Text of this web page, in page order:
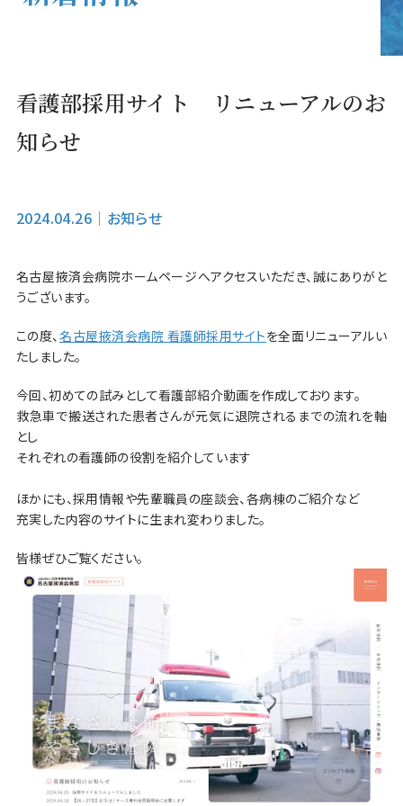
看護部採用サイト リニューアルのお
知らせ
2024.04.26 ｜ お知らせ
名古屋掖済会病院ホームページへアクセスいただき、誠にありがと
うございます。
この度、名古屋掖済会病院 看護師採用サイトを全面リニューアルい
たしました。
今回、初めての試みとして看護部紹介動画を作成しております。
救急車で搬送された患者さんが元気に退院されるまでの流れを軸
とし
それぞれの看護師の役割を紹介しています
ほかにも、採用情報や先輩職員の座談会、各病棟のご紹介など
充実した内容のサイトに生まれ変わりました。
皆様ぜひご覧ください。